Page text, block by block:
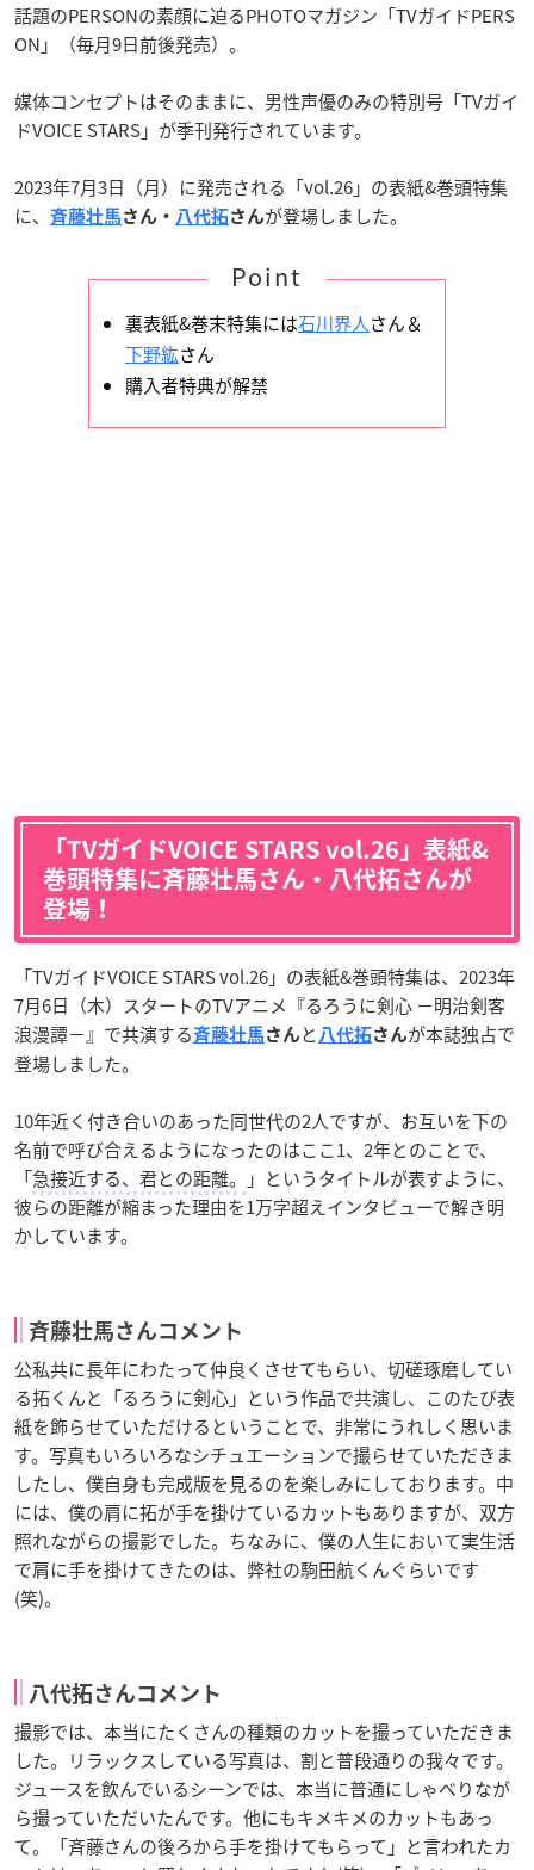
話題のPERSONの素顔に迫るPHOTOマガジン「TVガイドPERS
ON」（毎月9日前後発売）。
媒体コンセプトはそのままに、男性声優のみの特別号「TVガイ
ドVOICE STARS」が季刊発行されています。
2023年7月3日（月）に発売される「vol.26」の表紙&巻頭特集
に、
斉藤壮馬 さん・ 八代拓さんが登場しました。
Point
裏表紙&巻末特集には石川界人さん＆
下野紘さん
購入者特典が解禁
「TVガイドVOICE STARS vol.26」表紙&
巻頭特集に斉藤壮馬さん・八代拓さんが
登場！
「TVガイドVOICE STARS vol.26」の表紙&巻頭特集は、2023年
7月6日（木）スタートのTVアニメ『るろうに剣心 －明治剣客
浪漫譚－』で共演する斉藤壮馬 さんと 八代拓さんが本誌独占で
登場しました。
10年近く付き合いのあった同世代の2人ですが、お互いを下の
名前で呼び合えるようになったのはここ1、2年とのことで、
「急接近する、君との距離。 」というタイトルが表すように、
彼らの距離が縮まった理由を1万字超えインタビューで解き明
かしています。
斉藤壮馬さんコメント
公私共に長年にわたって仲良くさせてもらい、切磋琢磨してい
る拓くんと「るろうに剣心」という作品で共演し、このたび表
紙を飾らせていただけるということで、非常にうれしく思いま
す。写真もいろいろなシチュエーションで撮らせていただきま
したし、僕自身も完成版を見るのを楽しみにしております。中
には、僕の肩に拓が手を掛けているカットもありますが、双方
照れながらの撮影でした。ちなみに、僕の人生において実生活
で肩に手を掛けてきたのは、弊社の駒田航くんぐらいです
(笑)。
八代拓さんコメント
撮影では、本当にたくさんの種類のカットを撮っていただきま
した。リラックスしている写真は、割と普段通りの我々です。
ジュースを飲んでいるシーンでは、本当に普通にしゃべりなが
ら撮っていただいたんです。他にもキメキメのカットもあっ
て。「斉藤さんの後ろから手を掛けてもらって」と言われたカ